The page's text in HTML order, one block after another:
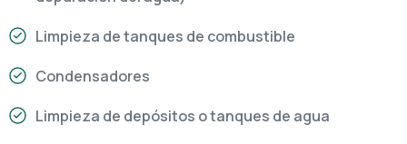
Limpieza de tanques de combustible
Condensadores
Limpieza de depósitos o tanques de agua